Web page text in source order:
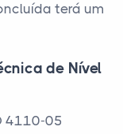
terá um
de Nível
4110-05